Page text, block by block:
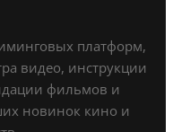
платформ,
видео, инструкции
фильмов и
новинок кино и